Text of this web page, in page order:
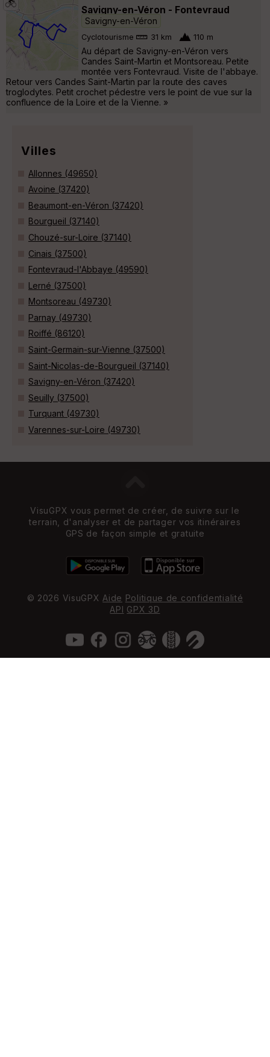
Savigny-en-Véron - Fontevraud
Savigny-en-Véron
Cyclotourisme 31 km 110 m
Au départ de Savigny-en-Véron vers
Candes Saint-Martin et Montsoreau. Petite
montée vers Fontevraud. Visite de l'abbaye.
Retour vers Candes Saint-Martin par la route des caves
troglodytes. Petit crochet pédestre vers le point de vue sur la
confluence de la Loire et de la Vienne. »
Villes
Allonnes (49650)
Avoine (37420)
Beaumont-en-Véron (37420)
Bourgueil (37140)
Chouzé-sur-Loire (37140)
Cinais (37500)
Fontevraud-l'Abbaye (49590)
Lerné (37500)
Montsoreau (49730)
Parnay (49730)
Roiffé (86120)
Saint-Germain-sur-Vienne (37500)
Saint-Nicolas-de-Bourgueil (37140)
Savigny-en-Véron (37420)
Seuilly (37500)
Turquant (49730)
Varennes-sur-Loire (49730)
VisuGPX vous permet de créer, de suivre sur le
terrain, d'analyser et de partager vos itinéraires
GPS de façon simple et gratuite
© 2026 VisuGPX Aide Politique de confidentialité
API GPX 3D